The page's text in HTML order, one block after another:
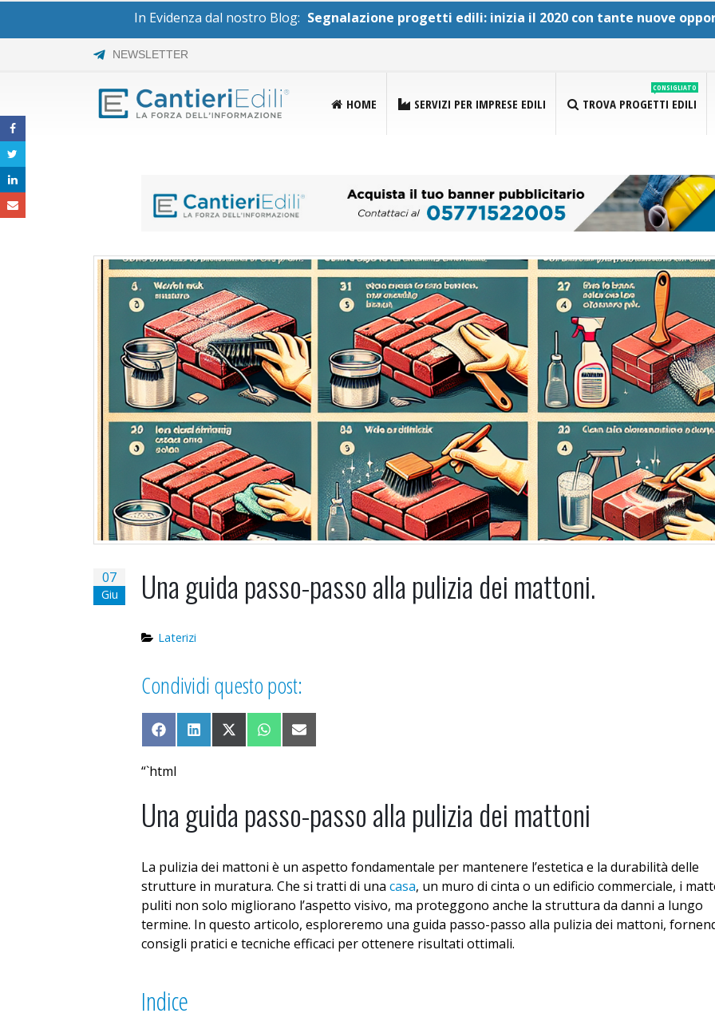
In Evidenza dal nostro Blog: Segnalazione progetti edili: inizia il 2020 con tante nuove
NEWSLETTER
HOME SERVIZI PER IMPRESE EDILI TROVA PROGETTI EDILI
CONSIGLIATO
07
Giu Una guida passo-passo alla pulizia dei mattoni.
Laterizi
Condividi questo post:
Share on Facebook
Share on LinkedIn
Share on X (Twitter)
Share on WhatsApp
Share on Email
“`html
Una guida passo-passo alla pulizia dei mattoni
La pulizia dei mattoni è un aspetto fondamentale per mantenere l’estetica e la durabilità delle
strutture in muratura. Che si tratti di una casa, un muro di cinta o un edificio commerciale, i
puliti non solo migliorano l’aspetto visivo, ma proteggono anche la struttura da danni a lungo
termine. In questo articolo, esploreremo una guida passo-passo alla pulizia dei mattoni,
consigli pratici e tecniche efficaci per ottenere risultati ottimali.
Indice